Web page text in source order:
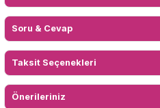
Soru & Cevap
Taksit Seçenekleri
Önerileriniz